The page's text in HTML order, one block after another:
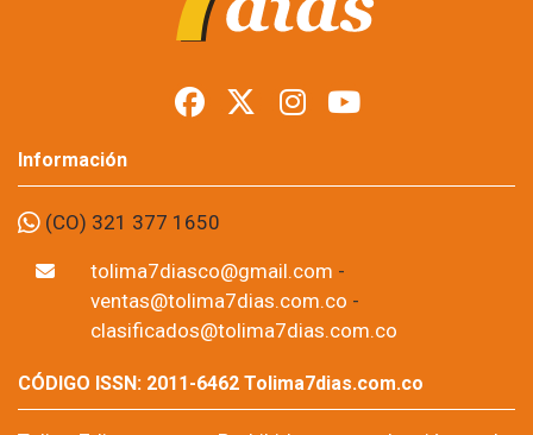
Información
(CO) 321 377 1650
tolima7diasco@gmail.com -
ventas@tolima7dias.com.co -
clasificados@tolima7dias.com.co
CÓDIGO ISSN: 2011-6462 Tolima7dias.com.co